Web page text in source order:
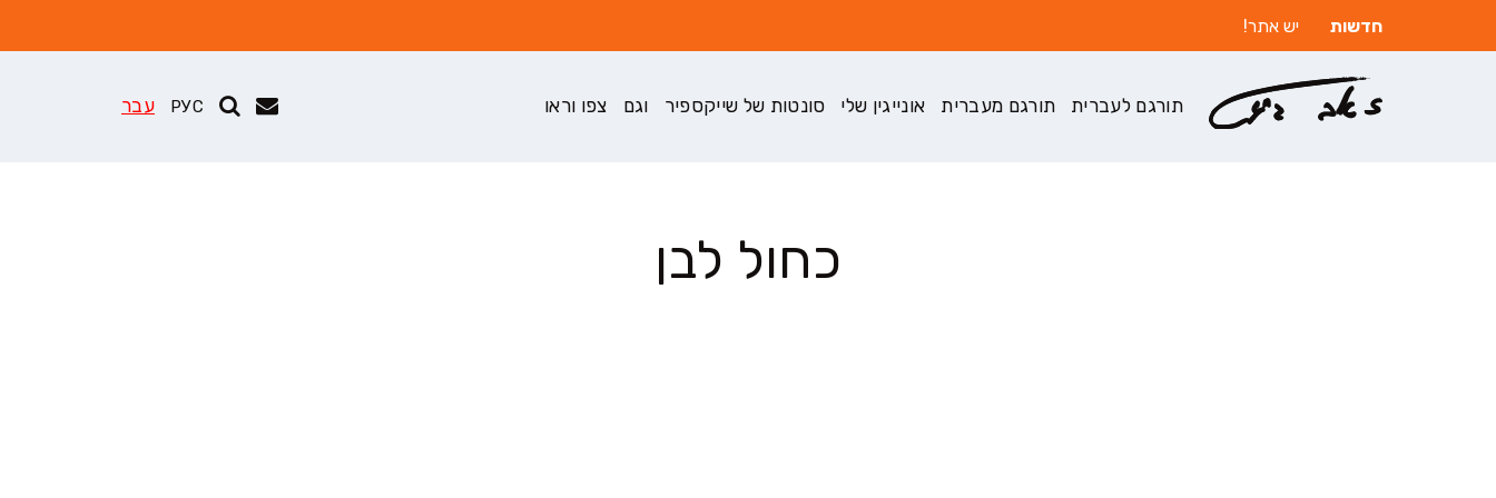
חדשות יש אתר!
תורגם לעברית תורגם מעברית אונייגין שלי סונטות של שייקספיר וגם צפו וראו РУС עבר
כחול לבן